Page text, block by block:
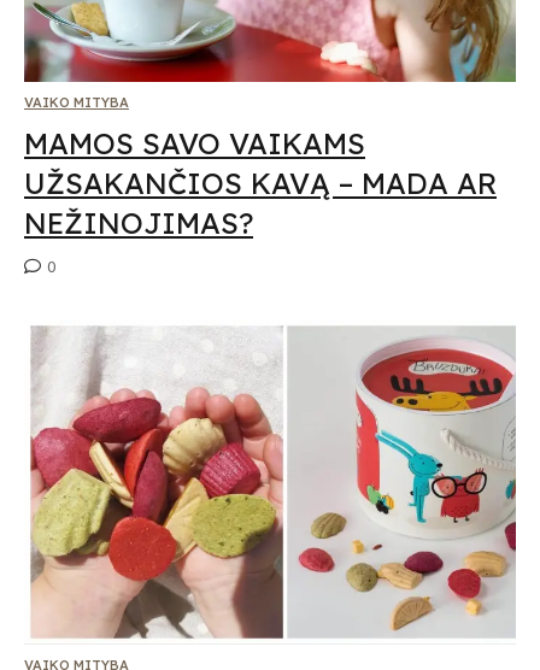
VAIKO MITYBA
MAMOS SAVO VAIKAMS
UŽSAKANČIOS KAVĄ – MADA AR
NEŽINOJIMAS?
0
VAIKO MITYBA